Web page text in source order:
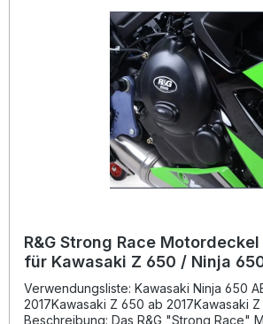
R&G Strong Race
für Kawasaki Z 650 / Ninja
Verwendungsliste: Kawasaki Ninja 650
2017Kawasaki Z 650 ab 2017Kawasaki
Beschreibung: Das R&G "Strong Race"